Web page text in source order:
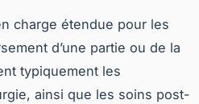
charge étendue pour les
d’une partie ou de la
typiquement les
ainsi que les soins post-